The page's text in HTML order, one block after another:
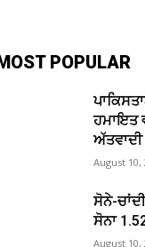
POPULAR
ਹਮਾਇਤ
August 10,
ਸੋਨੇ-
ਸੋਨਾ
August 10,